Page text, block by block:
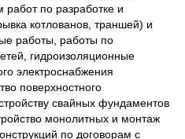
по разработке и
котлованов, траншей) и
работы, работы по
гидроизоляционные
электроснабжения
поверхностного
свайных фундаментов
монолитных и монтаж
по договорам с